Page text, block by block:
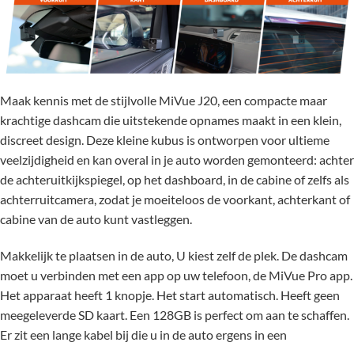
Maak kennis met de stijlvolle MiVue J20, een compacte maar
krachtige dashcam die uitstekende opnames maakt in een klein,
discreet design. Deze kleine kubus is ontworpen voor ultieme
veelzijdigheid en kan overal in je auto worden gemonteerd: achter
de achteruitkijkspiegel, op het dashboard, in de cabine of zelfs als
achterruitcamera, zodat je moeiteloos de voorkant, achterkant of
cabine van de auto kunt vastleggen.
Makkelijk te plaatsen in de auto, U kiest zelf de plek. De dashcam
moet u verbinden met een app op uw telefoon, de MiVue Pro app.
Het apparaat heeft 1 knopje. Het start automatisch. Heeft geen
meegeleverde SD kaart. Een 128GB is perfect om aan te schaffen.
Er zit een lange kabel bij die u in de auto ergens in een